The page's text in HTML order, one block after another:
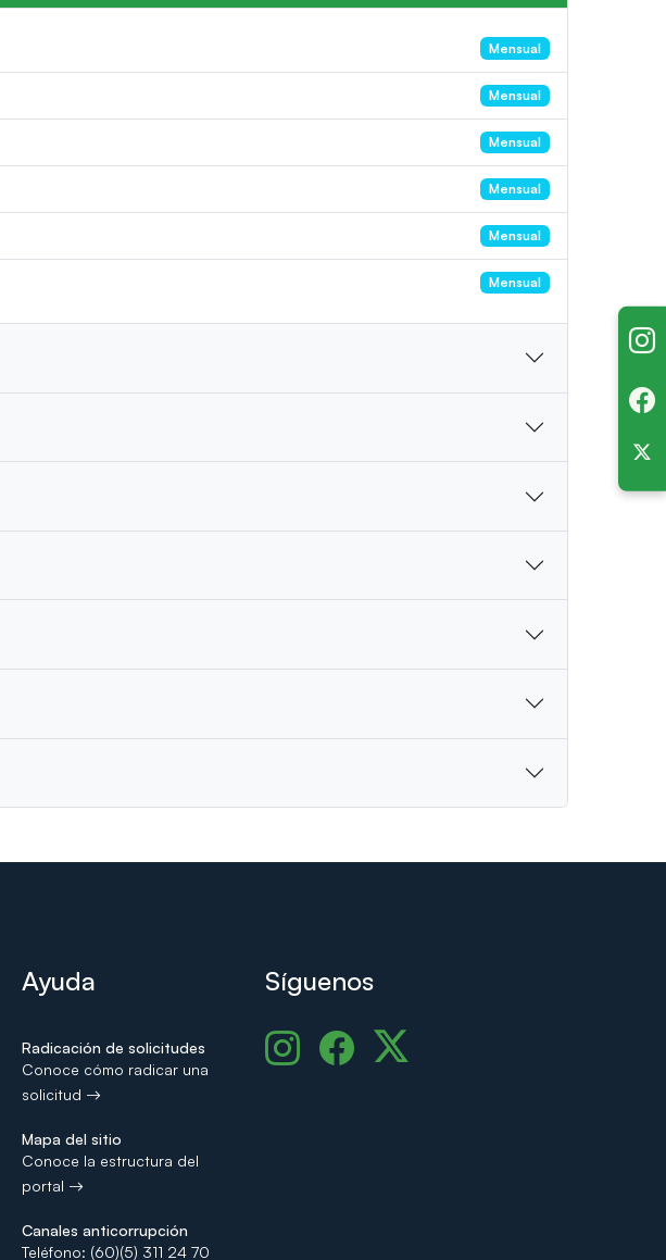
Mensual
Mensual
Mensual
Mensual
Mensual
Mensual
Ayuda
Radicación de solicitudes
Conoce cómo radicar una
solicitud
Mapa del sitio
Conoce la estructura del
portal
Canales anticorrupción
Teléfono: (60)(5) 311 24 70
Síguenos